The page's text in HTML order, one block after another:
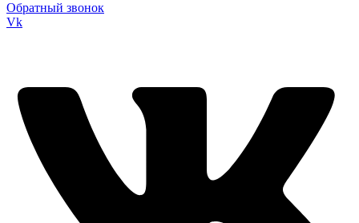
Обратный звонок
Vk